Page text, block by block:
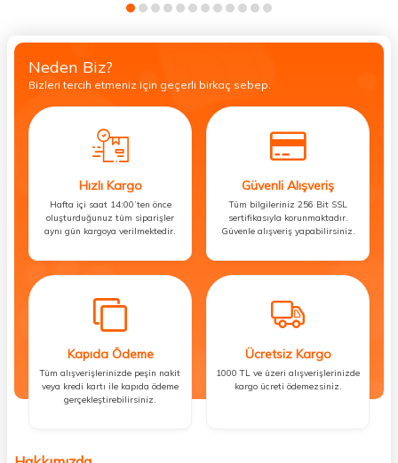
Neden Biz?
Bizleri tercih etmeniz için geçerli birkaç sebep.
Hızlı Kargo
Hafta içi saat 14:00’ten önce
oluşturduğunuz tüm siparişler
aynı gün kargoya verilmektedir.
Güvenli Alışveriş
Tüm bilgileriniz 256 Bit SSL
sertifikasıyla korunmaktadır.
Güvenle alışveriş yapabilirsiniz.
Kapıda Ödeme
Tüm alışverişlerinizde peşin nakit
veya kredi kartı ile kapıda ödeme
gerçekleştirebilirsiniz.
Ücretsiz Kargo
1000 TL ve üzeri alışverişlerinizde
kargo ücreti ödemezsiniz.